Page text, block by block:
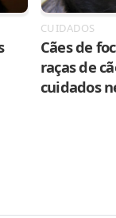
CUIDADOS
Cães de
raças de
cuidados